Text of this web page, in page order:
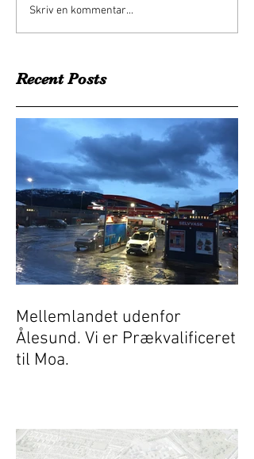
Skriv en kommentar...
Recent Posts
Mellemlandet udenfor
Ålesund. Vi er Prækvalificeret
til Moa.